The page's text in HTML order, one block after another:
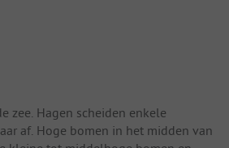
zee. Hagen scheiden enkele
af. Hoge bomen in het midden van